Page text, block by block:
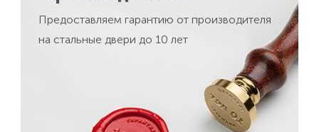
Предоставляем гарантию от производителя
на стальные двери до 10 лет